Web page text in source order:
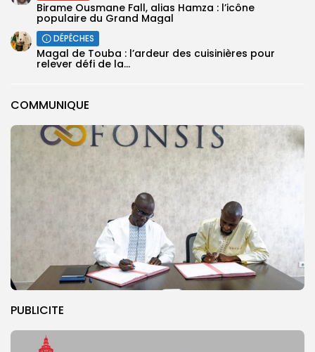
COMMUNIQUE
PUBLICITE
Birame Ousmane Fall, alias Hamza : l’icône
populaire du Grand Magal
DÉPÊCHES
Magal de Touba : l’ardeur des cuisinières pour
relever défi de la...